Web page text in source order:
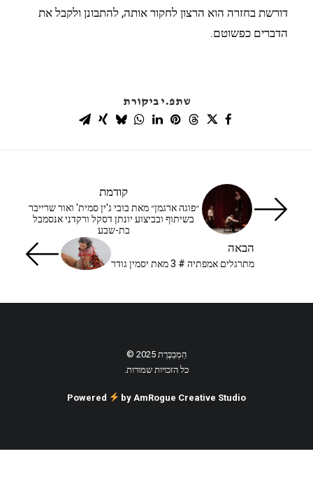
דורשת בחזרה הוא הרצון לחקור אותה, להתבונן ולקבל את
הדברים כפשוטם.
שתפ.י ביקורת
קודמת
״פוגה ארגמן״ מאת בובי ג'ין סמית' ואור שרייבר
בשיתוף ובביצוע יונתן דסקל ורקדני אנסמבל
בת-שבע
הבאה
מתרגלים אמפתיה # 3 מאת יסמין גודר
הַמְבַכֶּרֶת 2025 ©
כל הזכויות שמורות.
Powered by AmRogue Creative Studio